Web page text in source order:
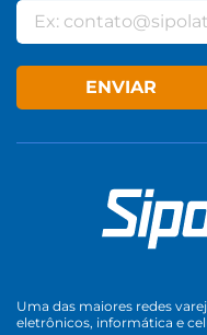
ENVIAR
Uma das maiores redes
eletrônicos, informática e